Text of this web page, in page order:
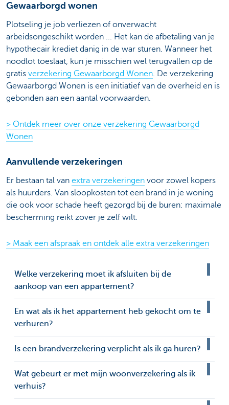
Gewaarborgd wonen
Plotseling je job verliezen of onverwacht
arbeidsongeschikt worden ... Het kan de afbetaling van je
hypothecair krediet danig in de war sturen. Wanneer het
noodlot toeslaat, kun je misschien wel terugvallen op de
gratis verzekering Gewaarborgd Wonen. De verzekering
Gewaarborgd Wonen is een initiatief van de overheid en is
gebonden aan een aantal voorwaarden.
> Ontdek meer over onze verzekering Gewaarborgd
Wonen
Aanvullende verzekeringen
Er bestaan tal van extra verzekeringen voor zowel kopers
als huurders. Van sloopkosten tot een brand in je woning
die ook voor schade heeft gezorgd bij de buren: maximale
bescherming reikt zover je zelf wilt.
> Maak een afspraak en ontdek alle extra verzekeringen
Welke verzekering moet ik afsluiten bij de
aankoop van een appartement?
En wat als ik het appartement heb gekocht om te
verhuren?
Is een brandverzekering verplicht als ik ga huren?
Wat gebeurt er met mijn woonverzekering als ik
verhuis?